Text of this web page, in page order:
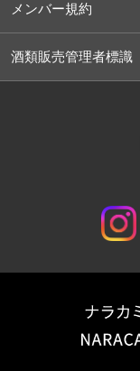
メンバー規約
酒類販売管理者標識